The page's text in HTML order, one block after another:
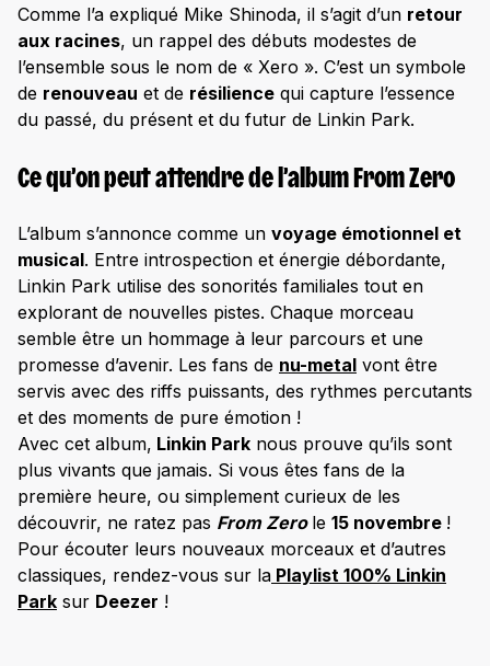
Comme l’a expliqué Mike Shinoda, il s’agit d’un retour
aux racines, un rappel des débuts modestes de
l’ensemble sous le nom de « Xero ». C’est un symbole
de renouveau et de résilience qui capture l’essence
du passé, du présent et du futur de Linkin Park.
Ce qu’on peut attendre de l’album From Zero
L’album s’annonce comme un voyage émotionnel et
musical. Entre introspection et énergie débordante,
Linkin Park utilise des sonorités familiales tout en
explorant de nouvelles pistes. Chaque morceau
semble être un hommage à leur parcours et une
promesse d’avenir. Les fans de nu-metal vont être
servis avec des riffs puissants, des rythmes percutants
et des moments de pure émotion !
Avec cet album, Linkin Park nous prouve qu’ils sont
plus vivants que jamais. Si vous êtes fans de la
première heure, ou simplement curieux de les
découvrir, ne ratez pas From Zero le 15 novembre !
Pour écouter leurs nouveaux morceaux et d’autres
classiques, rendez-vous sur la Playlist 100% Linkin
Park sur Deezer !